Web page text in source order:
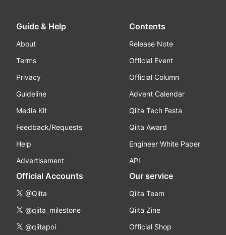
Guide & Help
About
Terms
Privacy
Guideline
Media Kit
Feedback/Requests
Help
Advertisement
Contents
Release Note
Official Event
Official Column
Advent Calendar
Qiita Tech Festa
Qiita Award
Engineer White Paper
API
Official Accounts
@Qiita
@qiita_milestone
@qiitapoi
Our service
Qiita Team
Qiita Zine
Official Shop